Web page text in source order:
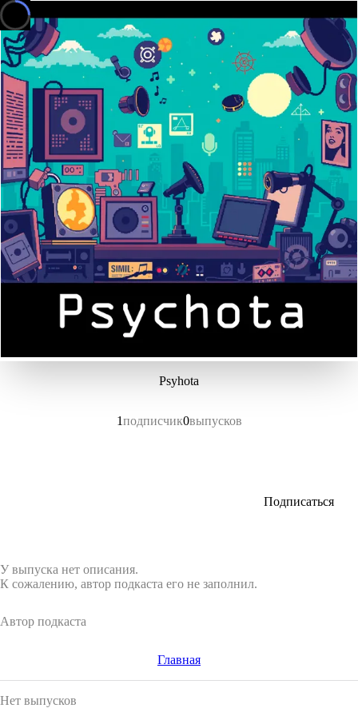
Psyhota
1подписчик0выпусков
Подписаться
У выпуска нет описания.
К сожалению, автор подкаста его не заполнил.
Автор подкаста
Главная
Нет выпусков